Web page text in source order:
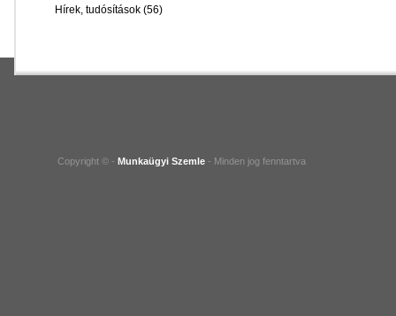
Hírek, tudósítások (56)
Copyright © - Munkaügyi Szemle - Minden jog fenntartva